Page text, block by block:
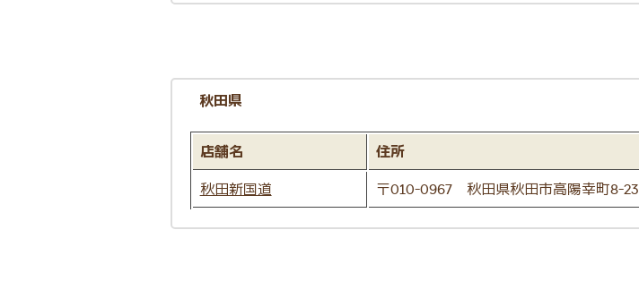
秋田県
店舗名 住所
秋田新国道 〒010-0967 秋田県秋田市高陽幸町8-23